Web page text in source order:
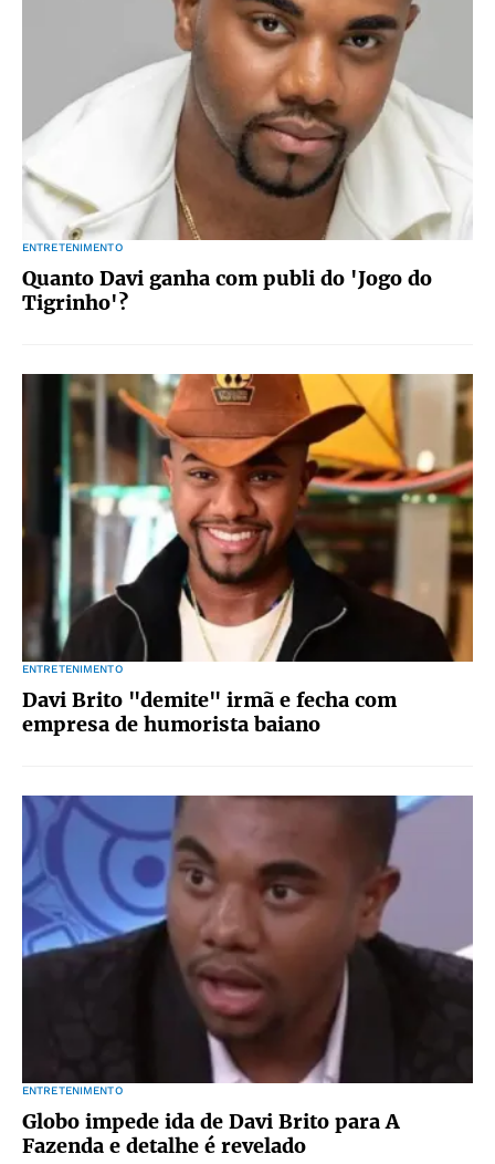
ENTRETENIMENTO
Quanto Davi ganha com publi do 'Jogo do
Tigrinho'?
ENTRETENIMENTO
Davi Brito "demite" irmã e fecha com
empresa de humorista baiano
ENTRETENIMENTO
Globo impede ida de Davi Brito para A
Fazenda e detalhe é revelado